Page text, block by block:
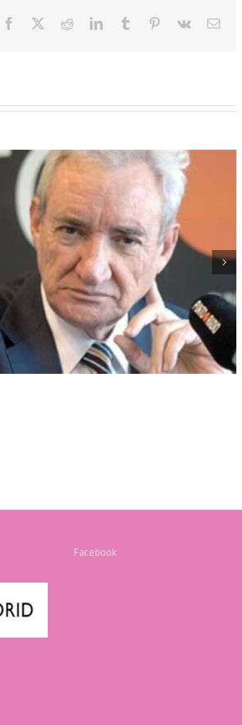
Facebook RedditLinkedInTumblr Pinterest
Vk Email
Con Mayor Voz: Teatro
Facebook